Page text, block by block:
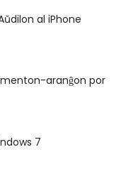
al iPhone
aranĝon por
7